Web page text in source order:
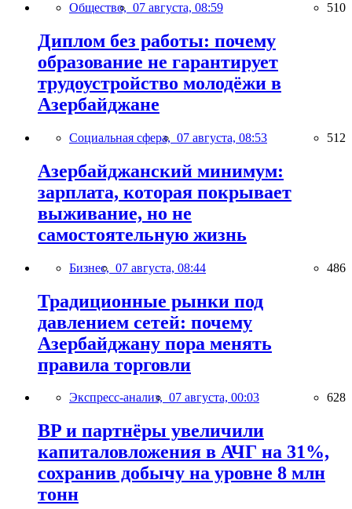
Общество, 07 августа, 08:59 510
Диплом без работы: почему
образование не гарантирует
трудоустройство молодёжи в
Азербайджане
Социальная сфера, 07 августа, 08:53 512
Азербайджанский минимум:
зарплата, которая покрывает
выживание, но не
самостоятельную жизнь
Бизнес, 07 августа, 08:44 486
Традиционные рынки под
давлением сетей: почему
Азербайджану пора менять
правила торговли
Экспресс-анализ, 07 августа, 00:03 628
BP и партнёры увеличили
капиталовложения в АЧГ на 31%,
сохранив добычу на уровне 8 млн
тонн